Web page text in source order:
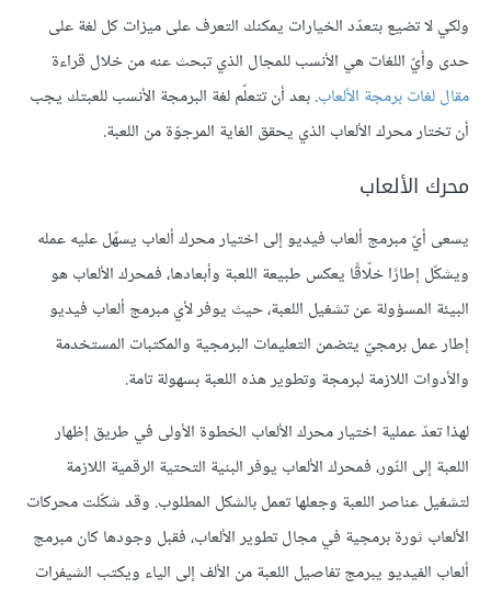
ولكي لا تضيع بتعدّد الخيارات يمكنك التعرف على ميزات كل لغة على
حدى وأيّ اللغات هي الأنسب للمجال الذي تبحث عنه من خلال قراءة
مقال لغات برمجة الألعاب. بعد أن تتعلّم لغة البرمجة الأنسب للعبتك يجب
أن تختار محرك الألعاب الذي يحقق الغاية المرجوّة من اللعبة.
محرك الألعاب
يسعى أيّ مبرمج ألعاب فيديو إلى اختيار محرك ألعاب يسهّل عليه عمله
ويشكّل إطارًا خلّاقًا يعكس طبيعة اللعبة وأبعادها، فمحرك الألعاب هو
البيئة المسؤولة عن تشغيل اللعبة، حيث يوفر لأي مبرمج ألعاب فيديو
إطار عمل برمجيّ يتضمن التعليمات البرمجية والمكتبات المستخدمة
والأدوات اللازمة لبرمجة وتطوير هذه اللعبة بسهولة تامة.
لهذا تعدّ عملية اختيار محرك الألعاب الخطوة الأولى في طريق إظهار
اللعبة إلى النّور، فمحرك الألعاب يوفر البنية التحتية الرقمية اللازمة
لتشغيل عناصر اللعبة وجعلها تعمل بالشكل المطلوب. وقد شكّلت محركات
الألعاب ثورة برمجية في مجال تطوير الألعاب، فقبل وجودها كان مبرمج
ألعاب الفيديو يبرمج تفاصيل اللعبة من الألف إلى الياء ويكتب الشيفرات